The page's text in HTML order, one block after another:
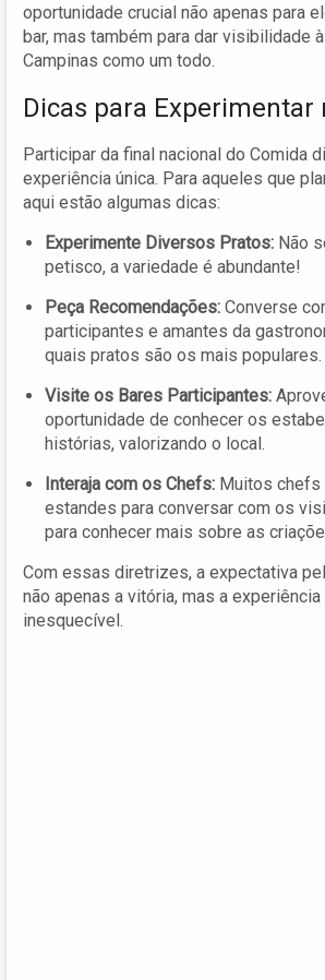
oportunidade crucial não apenas para
bar, mas também para dar visibilidade
Campinas como um todo.
Dicas para Experimentar
Participar da final nacional do Comida
experiência única. Para aqueles que
aqui estão algumas dicas:
Experimente Diversos Pratos: Não
petisco, a variedade é abundante!
Peça Recomendações: Converse
participantes e amantes da
quais pratos são os mais populares.
Visite os Bares Participantes:
oportunidade de conhecer os
histórias, valorizando o local.
Interaja com os Chefs: Muitos chefs
estandes para conversar com os
para conhecer mais sobre as
Com essas diretrizes, a expectativa
não apenas a vitória, mas a
inesquecível.